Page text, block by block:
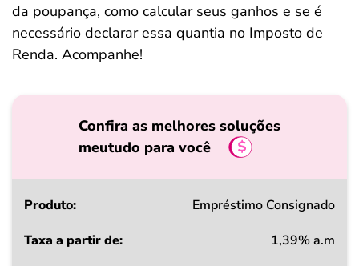
da poupança, como calcular seus ganhos e se é
necessário declarar essa quantia no Imposto de
Renda. Acompanhe!
Confira as melhores soluções
meutudo para você
Produto
Empréstimo Consignado
1,39% a.m